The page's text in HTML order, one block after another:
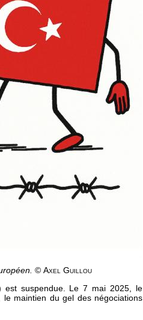
© Axel Guillou
est suspendue. Le 7 mai 2025, le
maintien du gel des négociations